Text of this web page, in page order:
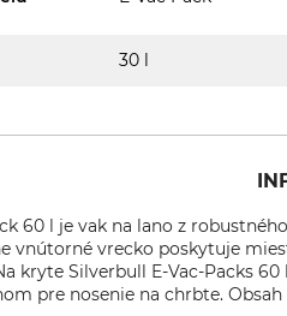
30 l
60 l je vak na lano z
vnútorné vrecko poskytuje
kryte Silverbull E-Vac-Packs
pre nosenie na chrbte. Obsah